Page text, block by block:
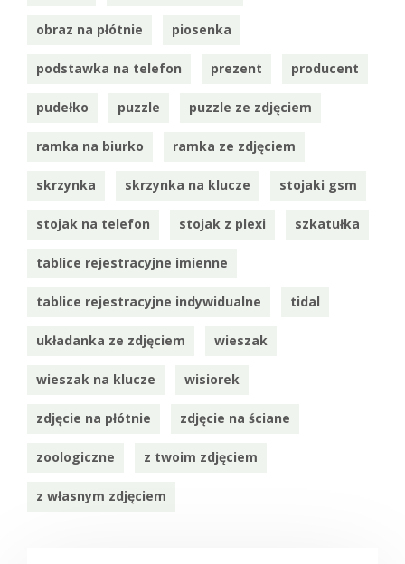
obraz na płótnie piosenka
podstawka na telefon prezent producent
pudełko puzzle puzzle ze zdjęciem
ramka na biurko ramka ze zdjęciem
skrzynka skrzynka na klucze stojaki gsm
stojak na telefon stojak z plexi szkatułka
tablice rejestracyjne imienne
tablice rejestracyjne indywidualne tidal
układanka ze zdjęciem wieszak
wieszak na klucze wisiorek
zdjęcie na płótnie zdjęcie na ściane
zoologiczne z twoim zdjęciem
z własnym zdjęciem